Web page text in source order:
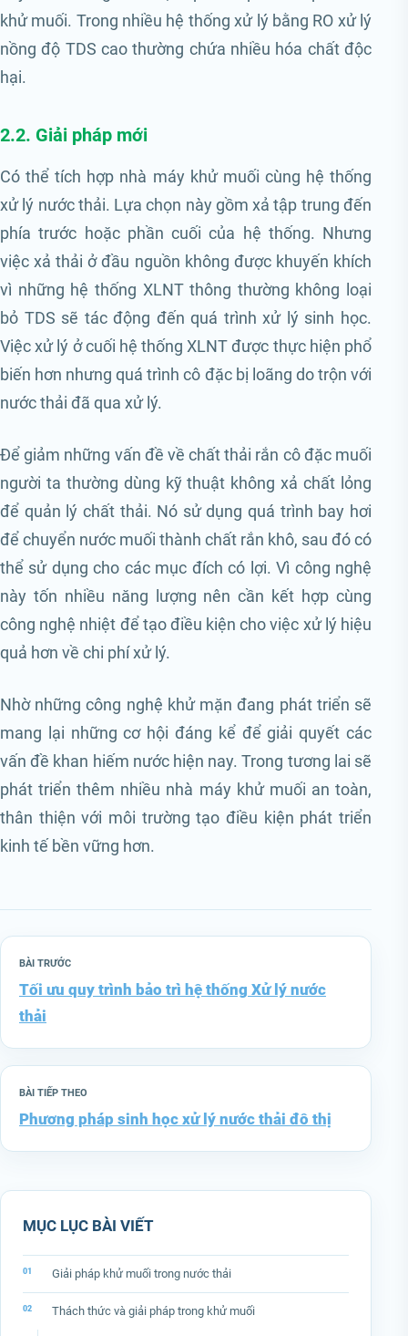
khử muối. Trong nhiều hệ thống xử lý bằng RO xử lý
nồng độ TDS cao thường chứa nhiều hóa chất độc
hại.
2.2. Giải pháp mới
Có thể tích hợp nhà máy khử muối cùng hệ thống
xử lý nước thải. Lựa chọn này gồm xả tập trung đến
phía trước hoặc phần cuối của hệ thống. Nhưng
việc xả thải ở đầu nguồn không được khuyến khích
vì những hệ thống XLNT thông thường không loại
bỏ TDS sẽ tác động đến quá trình xử lý sinh học.
Việc xử lý ở cuối hệ thống XLNT được thực hiện phổ
biến hơn nhưng quá trình cô đặc bị loãng do trộn với
nước thải đã qua xử lý.
Để giảm những vấn đề về chất thải rắn cô đặc muối
người ta thường dùng kỹ thuật không xả chất lỏng
để quản lý chất thải. Nó sử dụng quá trình bay hơi
để chuyển nước muối thành chất rắn khô, sau đó có
thể sử dụng cho các mục đích có lợi. Vì công nghệ
này tốn nhiều năng lượng nên cần kết hợp cùng
công nghệ nhiệt để tạo điều kiện cho việc xử lý hiệu
quả hơn về chi phí xử lý.
Nhờ những công nghệ khử mặn đang phát triển sẽ
mang lại những cơ hội đáng kể để giải quyết các
vấn đề khan hiếm nước hiện nay. Trong tương lai sẽ
phát triển thêm nhiều nhà máy khử muối an toàn,
thân thiện với môi trường tạo điều kiện phát triển
kinh tế bền vững hơn.
BÀI TRƯỚC
Tối ưu quy trình bảo trì hệ thống Xử lý nước
thải
BÀI TIẾP THEO
Phương pháp sinh học xử lý nước thải đô thị
MỤC LỤC BÀI VIẾT
Giải pháp khử muối trong nước thải
Thách thức và giải pháp trong khử muối